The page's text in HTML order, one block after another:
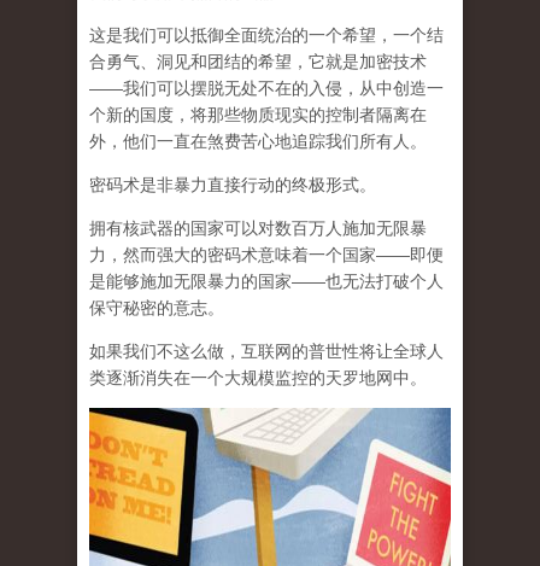
这是我们可以抵御全面统治的一个希望，一个结
合勇气、洞见和团结的希望，它就是加密技术
——我们可以摆脱无处不在的入侵，从中创造一
个新的国度，将那些物质现实的控制者隔离在
外，他们一直在煞费苦心地追踪我们所有人。
密码术是非暴力直接行动的终极形式。
拥有核武器的国家可以对数百万人施加无限暴
力，然而强大的密码术意味着一个国家——即便
是能够施加无限暴力的国家——也无法打破个人
保守秘密的意志。
如果我们不这么做，互联网的普世性将让全球人
类逐渐消失在一个大规模监控的天罗地网中。